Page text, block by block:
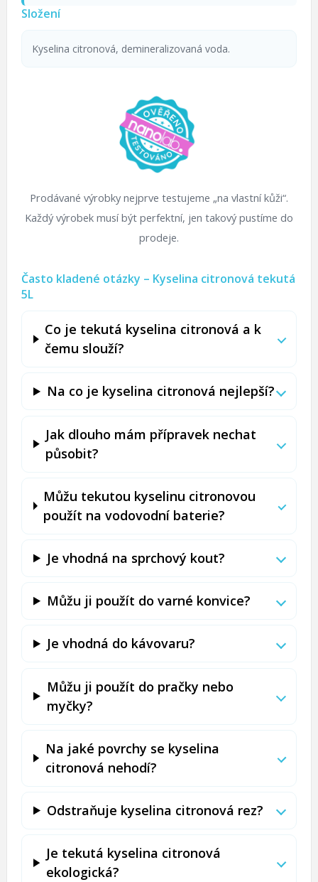
Složení
Kyselina citronová, demineralizovaná voda.
Prodávané výrobky nejprve testujeme „na vlastní kůži“.
Každý výrobek musí být perfektní, jen takový pustíme do
prodeje.
Často kladené otázky – Kyselina citronová tekutá
5L
Co je tekutá kyselina citronová a k
čemu slouží?
Na co je kyselina citronová nejlepší?
Jak dlouho mám přípravek nechat
působit?
Můžu tekutou kyselinu citronovou
použít na vodovodní baterie?
Je vhodná na sprchový kout?
Můžu ji použít do varné konvice?
Je vhodná do kávovaru?
Můžu ji použít do pračky nebo
myčky?
Na jaké povrchy se kyselina
citronová nehodí?
Odstraňuje kyselina citronová rez?
Je tekutá kyselina citronová
ekologická?